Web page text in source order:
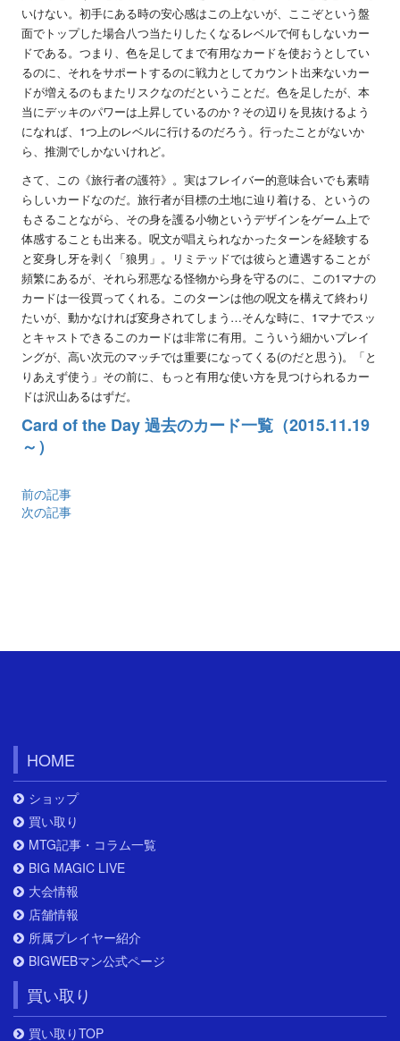
いけない。初手にある時の安心感はこの上ないが、ここぞという盤
面でトップした場合八つ当たりしたくなるレベルで何もしないカー
ドである。つまり、色を足してまで有用なカードを使おうとしてい
るのに、それをサポートするのに戦力としてカウント出来ないカー
ドが増えるのもまたリスクなのだということだ。色を足したが、本
当にデッキのパワーは上昇しているのか？その辺りを見抜けるよう
になれば、1つ上のレベルに行けるのだろう。行ったことがないか
ら、推測でしかないけれど。
さて、この《旅行者の護符》。実はフレイバー的意味合いでも素晴
らしいカードなのだ。旅行者が目標の土地に辿り着ける、というの
もさることながら、その身を護る小物というデザインをゲーム上で
体感することも出来る。呪文が唱えられなかったターンを経験する
と変身し牙を剥く「狼男」。リミテッドでは彼らと遭遇することが
頻繁にあるが、それら邪悪なる怪物から身を守るのに、この1マナの
カードは一役買ってくれる。このターンは他の呪文を構えて終わり
たいが、動かなければ変身されてしまう…そんな時に、1マナでスッ
とキャストできるこのカードは非常に有用。こういう細かいプレイ
ングが、高い次元のマッチでは重要になってくる(のだと思う)。「と
りあえず使う」その前に、もっと有用な使い方を見つけられるカー
ドは沢山あるはずだ。
Card of the Day 過去のカード一覧（2015.11.19
～）
前の記事
次の記事
HOME
ショップ
買い取り
MTG記事・コラム一覧
BIG MAGIC LIVE
大会情報
店舗情報
所属プレイヤー紹介
BIGWEBマン公式ページ
買い取り
買い取りTOP